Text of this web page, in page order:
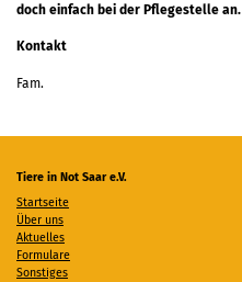
doch einfach bei der Pflegestelle an.
Kontakt
Fam.
Tiere in Not Saar e.V.
Startseite
Über uns
Aktuelles
Formulare
Sonstiges